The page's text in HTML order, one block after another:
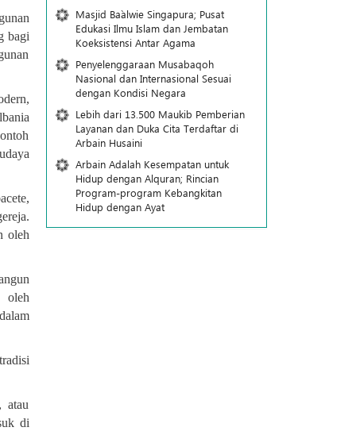
bagi
oleh
oleh
atau
di
Masjid Ba`alwie Singapura; Pusat
Edukasi Ilmu Islam dan Jembatan
Koeksistensi Antar Agama
Penyelenggaraan Musabaqoh
Nasional dan Internasional Sesuai
dengan Kondisi Negara
Lebih dari 13.500 Maukib Pemberian
Layanan dan Duka Cita Terdaftar di
Arbain Husaini
Arbain Adalah Kesempatan untuk
Hidup dengan Alquran; Rincian
Program-program Kebangkitan
Hidup dengan Ayat